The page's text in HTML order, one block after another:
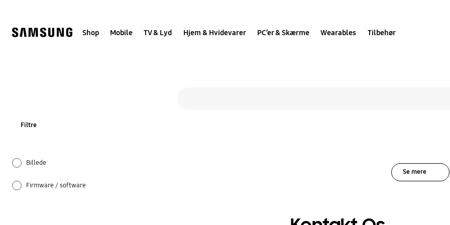
Shop Mobile TV & Lyd Hjem & Hvidevarer PC’er & Skærme Wearables Tilbehør
Filtre
Billede
Firmware / software
Se mere